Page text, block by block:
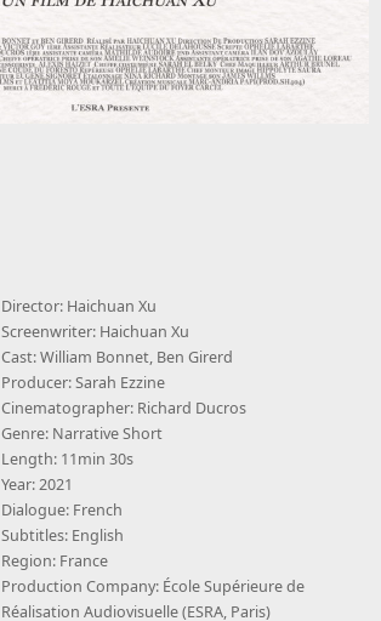
Director: Haichuan Xu
Screenwriter: Haichuan Xu
Cast: William Bonnet, Ben Girerd
Producer: Sarah Ezzine
Cinematographer: Richard Ducros
Genre: Narrative Short
Length: 11min 30s
Year: 2021
Dialogue: French
Subtitles: English
Region: France
Production Company: École Supérieure de
Réalisation Audiovisuelle (ESRA, Paris)